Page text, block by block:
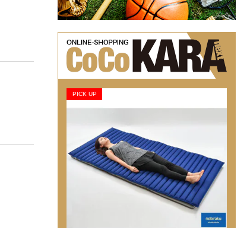
PICK UP